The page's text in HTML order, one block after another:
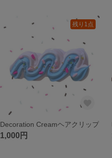
残り1点
Decoration Creamヘアクリップ
1,000円